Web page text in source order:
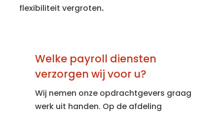
flexibiliteit vergroten.
Welke payroll diensten
verzorgen wij voor u?
Wij nemen onze opdrachtgevers graag
werk uit handen. Op de afdeling